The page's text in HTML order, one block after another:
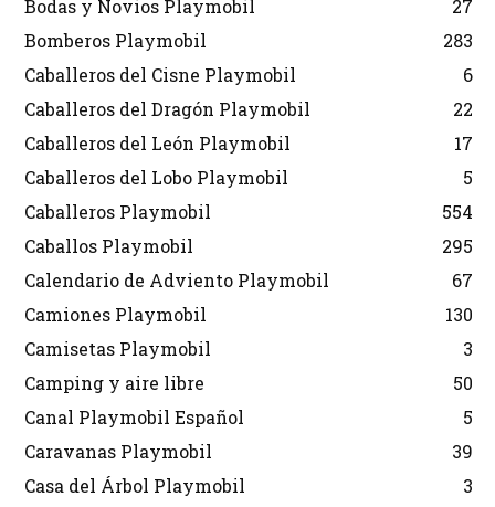
Bodas y Novios Playmobil
27
Bomberos Playmobil
283
Caballeros del Cisne Playmobil
6
Caballeros del Dragón Playmobil
22
Caballeros del León Playmobil
17
Caballeros del Lobo Playmobil
5
Caballeros Playmobil
554
Caballos Playmobil
295
Calendario de Adviento Playmobil
67
Camiones Playmobil
130
Camisetas Playmobil
3
Camping y aire libre
50
Canal Playmobil Español
5
Caravanas Playmobil
39
Casa del Árbol Playmobil
3